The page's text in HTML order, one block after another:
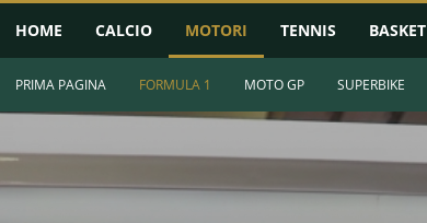
HOME CALCIO MOTORI TENNIS BASKET
PRIMA PAGINA FORMULA 1 MOTO GP SUPERBIKE